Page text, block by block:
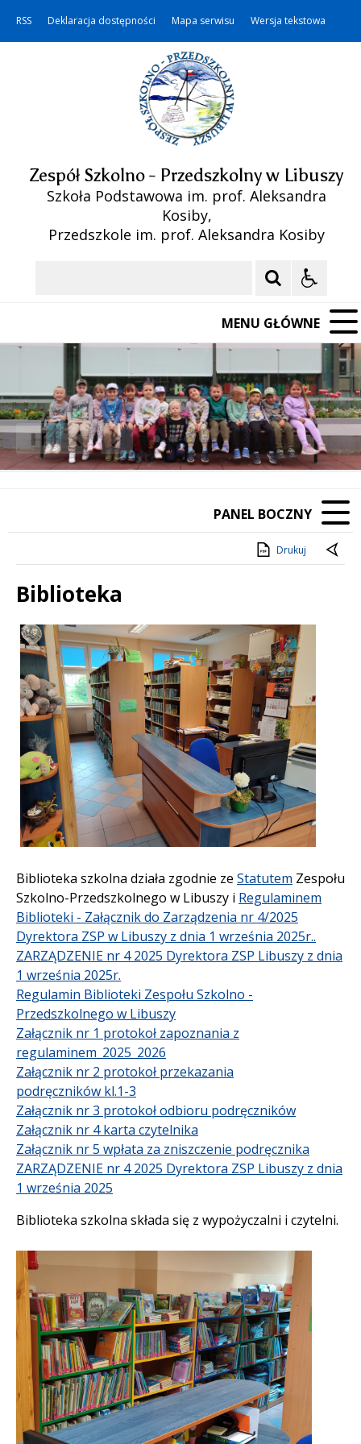
RSS Deklaracja dostępności Mapa serwisu Wersja tekstowa
Zespół Szkolno - Przedszkolny w Libuszy
Szkoła Podstawowa im. prof. Aleksandra
Kosiby,
Przedszkole im. prof. Aleksandra Kosiby
MENU GŁÓWNE
Poprzedni Element
Następny Element
❚❚
PANEL BOCZNY
Drukuj
Biblioteka
Treść
Biblioteka szkolna działa zgodnie ze Statutem Zespołu
Szkolno-Przedszkolnego w Libuszy i Regulaminem
Biblioteki - Załącznik do Zarządzenia nr 4/2025
Dyrektora ZSP w Libuszy z dnia 1 września 2025r..
ZARZĄDZENIE nr 4 2025 Dyrektora ZSP Libuszy z dnia
1 września 2025r.
Regulamin Biblioteki Zespołu Szkolno -
Przedszkolnego w Libuszy
Załącznik nr 1 protokoł zapoznania z
regulaminem_2025_2026
Załącznik nr 2 protokoł przekazania
podręczników kl.1-3
Załącznik nr 3 protokoł odbioru podręczników
Załącznik nr 4 karta czytelnika
Załącznik nr 5 wpłata za zniszczenie podręcznika
ZARZĄDZENIE nr 4 2025 Dyrektora ZSP Libuszy z dnia
1 września 2025
Biblioteka szkolna składa się z wypożyczalni i czytelni.